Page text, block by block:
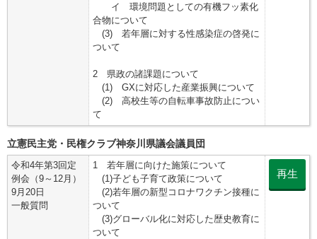
イ 環境問題としての有機フッ素化
合物について
(3) 若年層に対する性感染症の啓発に
ついて
2 県政の諸課題について
(1) GXに対応した産業振興について
(2) 高校生等の自転車事故防止につい
て
立憲民主党・民権クラブ神奈川県議会議員団
令和4年第3回定
例会（9～12月）
9月20日
一般質問
1 若年層に向けた施策について
(1)子ども子育て政策について
(2)若年層の新型コロナワクチン接種に
ついて
(3)グローバル化に対応した歴史教育に
ついて
再生